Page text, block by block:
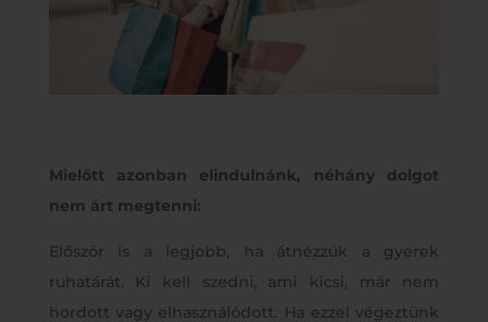
Mielőtt azonban elindulnánk, néhány dolgot
nem árt megtenni:
Először is a legjobb, ha átnézzük a gyerek
ruhatárát. Ki kell szedni, ami kicsi, már nem
hordott vagy elhasználódott. Ha ezzel végeztünk